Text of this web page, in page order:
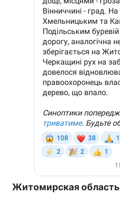
Житомирская область